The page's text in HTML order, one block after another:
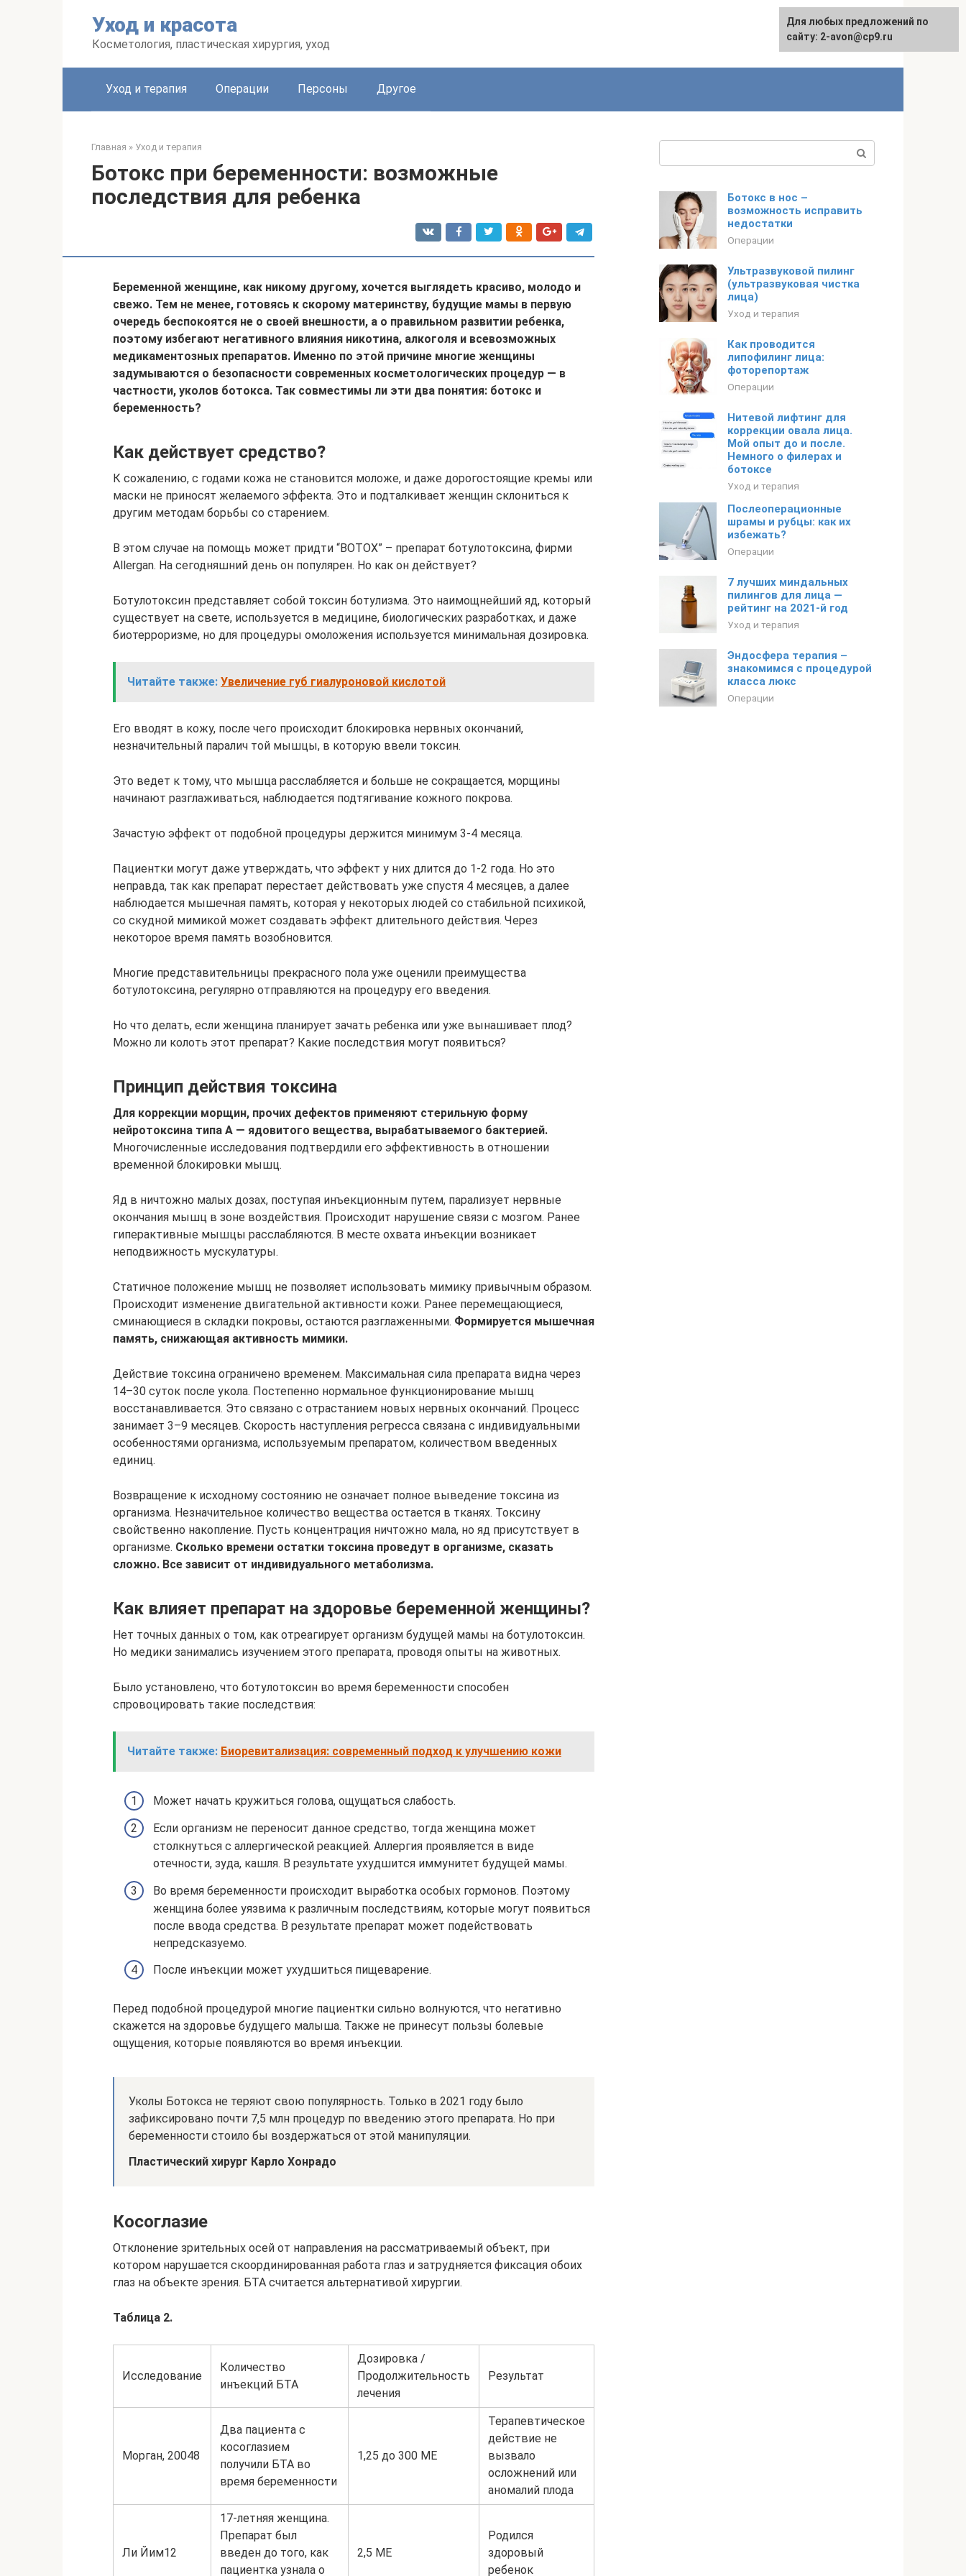
Уход и красота
Косметология, пластическая хирургия, уход
Уход и терапия Операции Персоны Другое
Главная » Уход и терапия
Ботокс при беременности: возможные
последствия для ребенка
Беременной женщине, как никому другому, хочется выглядеть красиво, молодо и
свежо. Тем не менее, готовясь к скорому материнству, будущие мамы в первую
очередь беспокоятся не о своей внешности, а о правильном развитии ребенка,
поэтому избегают негативного влияния никотина, алкоголя и всевозможных
медикаментозных препаратов. Именно по этой причине многие женщины
задумываются о безопасности современных косметологических процедур — в
частности, уколов ботокса. Так совместимы ли эти два понятия: ботокс и
беременность?
Как действует средство?
К сожалению, с годами кожа не становится моложе, и даже дорогостоящие кремы или
маски не приносят желаемого эффекта. Это и подталкивает женщин склониться к
другим методам борьбы со старением.
В этом случае на помощь может придти “BOTOX” – препарат ботулотоксина, фирми
Allergan. На сегодняшний день он популярен. Но как он действует?
Ботулотоксин представляет собой токсин ботулизма. Это наимощнейший яд, который
существует на свете, используется в медицине, биологических разработках, и даже
биотерроризме, но для процедуры омоложения используется минимальная дозировка.
Читайте также: Увеличение губ гиалуроновой кислотой
Его вводят в кожу, после чего происходит блокировка нервных окончаний,
незначительный паралич той мышцы, в которую ввели токсин.
Это ведет к тому, что мышца расслабляется и больше не сокращается, морщины
начинают разглаживаться, наблюдается подтягивание кожного покрова.
Зачастую эффект от подобной процедуры держится минимум 3-4 месяца.
Пациентки могут даже утверждать, что эффект у них длится до 1-2 года. Но это
неправда, так как препарат перестает действовать уже спустя 4 месяцев, а далее
наблюдается мышечная память, которая у некоторых людей со стабильной психикой,
со скудной мимикой может создавать эффект длительного действия. Через
некоторое время память возобновится.
Многие представительницы прекрасного пола уже оценили преимущества
ботулотоксина, регулярно отправляются на процедуру его введения.
Но что делать, если женщина планирует зачать ребенка или уже вынашивает плод?
Можно ли колоть этот препарат? Какие последствия могут появиться?
Принцип действия токсина
Для коррекции морщин, прочих дефектов применяют стерильную форму
нейротоксина типа А — ядовитого вещества, вырабатываемого бактерией.
Многочисленные исследования подтвердили его эффективность в отношении
временной блокировки мышц.
Яд в ничтожно малых дозах, поступая инъекционным путем, парализует нервные
окончания мышц в зоне воздействия. Происходит нарушение связи с мозгом. Ранее
гиперактивные мышцы расслабляются. В месте охвата инъекции возникает
неподвижность мускулатуры.
Статичное положение мышц не позволяет использовать мимику привычным образом.
Происходит изменение двигательной активности кожи. Ранее перемещающиеся,
сминающиеся в складки покровы, остаются разглаженными. Формируется мышечная
память, снижающая активность мимики.
Действие токсина ограничено временем. Максимальная сила препарата видна через
14–30 суток после укола. Постепенно нормальное функционирование мышц
восстанавливается. Это связано с отрастанием новых нервных окончаний. Процесс
занимает 3–9 месяцев. Скорость наступления регресса связана с индивидуальными
особенностями организма, используемым препаратом, количеством введенных
единиц.
Возвращение к исходному состоянию не означает полное выведение токсина из
организма. Незначительное количество вещества остается в тканях. Токсину
свойственно накопление. Пусть концентрация ничтожно мала, но яд присутствует в
организме. Сколько времени остатки токсина проведут в организме, сказать
сложно. Все зависит от индивидуального метаболизма.
Как влияет препарат на здоровье беременной женщины?
Нет точных данных о том, как отреагирует организм будущей мамы на ботулотоксин.
Но медики занимались изучением этого препарата, проводя опыты на животных.
Было установлено, что ботулотоксин во время беременности способен
спровоцировать такие последствия:
Читайте также: Биоревитализация: современный подход к улучшению кожи
Может начать кружиться голова, ощущаться слабость.
Если организм не переносит данное средство, тогда женщина может
столкнуться с аллергической реакцией. Аллергия проявляется в виде
отечности, зуда, кашля. В результате ухудшится иммунитет будущей мамы.
Во время беременности происходит выработка особых гормонов. Поэтому
женщина более уязвима к различным последствиям, которые могут появиться
после ввода средства. В результате препарат может подействовать
непредсказуемо.
После инъекции может ухудшиться пищеварение.
Перед подобной процедурой многие пациентки сильно волнуются, что негативно
скажется на здоровье будущего малыша. Также не принесут пользы болевые
ощущения, которые появляются во время инъекции.
Уколы Ботокса не теряют свою популярность. Только в 2021 году было
зафиксировано почти 7,5 млн процедур по введению этого препарата. Но при
беременности стоило бы воздержаться от этой манипуляции.
Пластический хирург Карло Хонрадо
Косоглазие
Отклонение зрительных осей от направления на рассматриваемый объект, при
котором нарушается скоординированная работа глаз и затрудняется фиксация обоих
глаз на объекте зрения. БТА считается альтернативой хирургии.
Таблица 2.
Исследование
Количество
инъекций БТА
Дозировка /
Продолжительность
лечения
Результат
Морган, 20048
Два пациента с
косоглазием
получили БТА во
время беременности
1,25 до 300 МЕ
Терапевтическое
действие не
вызвало
осложнений или
аномалий плода
Ли Йим12
17-летняя женщина.
Препарат был
введен до того, как
пациентка узнала о
2,5 МЕ
Родился
здоровый
ребенок
Ботокс в нос –
возможность исправить
недостатки
Операции
Ультразвуковой пилинг
(ультразвуковая чистка
лица)
Уход и терапия
Как проводится
липофилинг лица:
фоторепортаж
Операции
Нитевой лифтинг для
коррекции овала лица.
Мой опыт до и после.
Немного о филерах и
ботоксе
Уход и терапия
Послеоперационные
шрамы и рубцы: как их
избежать?
Операции
7 лучших миндальных
пилингов для лица —
рейтинг на 2021-й год
Уход и терапия
Эндосфера терапия –
знакомимся с процедурой
класса люкс
Операции
Для любых предложений по
сайту: 2-avon@cp9.ru